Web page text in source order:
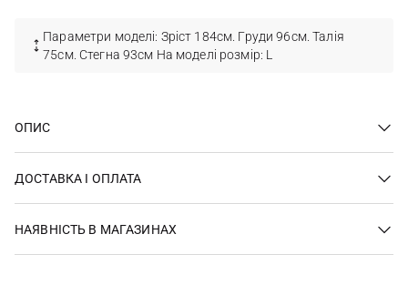
Параметри моделі: Зріст 184см. Груди 96см. Талія
75см. Стегна 93см На моделі розмір: L
ОПИС
ДОСТАВКА І ОПЛАТА
НАЯВНІСТЬ В МАГАЗИНАХ